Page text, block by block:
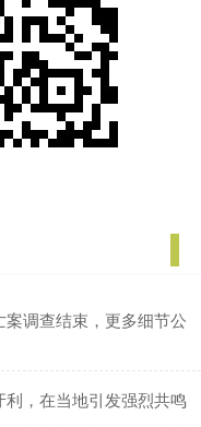
调查结束，更多细节公
，在当地引发强烈共鸣